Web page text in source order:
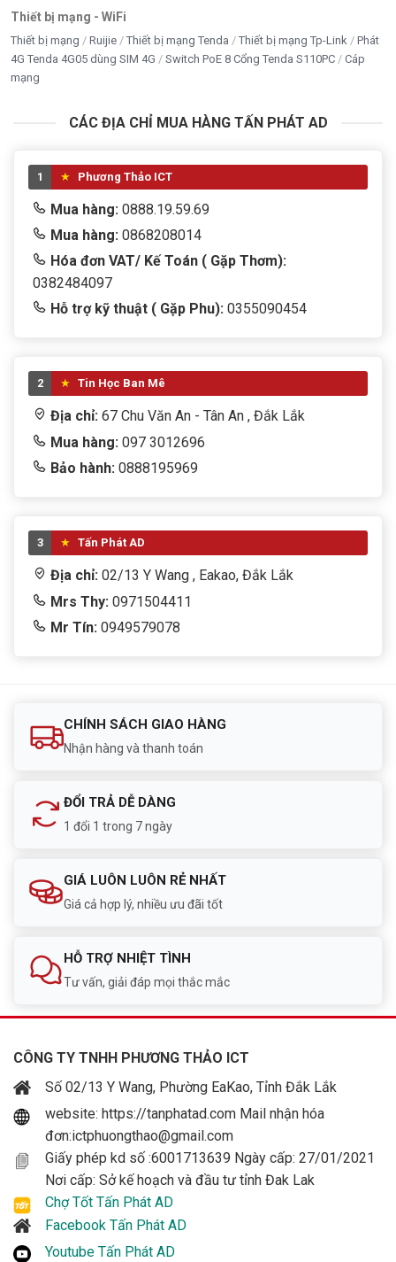
Thiết bị mạng - WiFi
Thiết bị mạng Ruijie Thiết bị mạng Tenda Thiết bị mạng Tp-Link
Phát
4G Tenda 4G05 dùng SIM 4G
Switch PoE 8 Cổng Tenda S110PC
Cáp
mạng
CÁC ĐỊA CHỈ MUA HÀNG TẤN PHÁT AD
1 Phương Thảo ICT
Mua hàng: 0888.19.59.69
Mua hàng: 0868208014
Hóa đơn VAT/ Kế Toán ( Gặp Thơm):
0382484097
Hỗ trợ kỹ thuật ( Gặp Phu): 0355090454
2 Tin Học Ban Mê
Địa chỉ: 67 Chu Văn An - Tân An , Đắk Lắk
Mua hàng: 097 3012696
Bảo hành: 0888195969
3 Tấn Phát AD
Địa chỉ: 02/13 Y Wang , Eakao, Đắk Lắk
Mrs Thy: 0971504411
Mr Tín: 0949579078
CHÍNH SÁCH GIAO HÀNG
Nhận hàng và thanh toán
ĐỔI TRẢ DỄ DÀNG
1 đổi 1 trong 7 ngày
GIÁ LUÔN LUÔN RẺ NHẤT
Giá cả hợp lý, nhiều ưu đãi tốt
HỖ TRỢ NHIỆT TÌNH
Tư vấn, giải đáp mọi thắc mắc
CÔNG TY TNHH PHƯƠNG THẢO ICT
Số 02/13 Y Wang, Phường EaKao, Tỉnh Đắk Lắk
website: https://tanphatad.com Mail nhận hóa
đơn:ictphuongthao@gmail.com
Giấy phép kd số :6001713639 Ngày cấp: 27/01/2021
Nơi cấp: Sở kế hoạch và đầu tư tỉnh Đak Lak
Chợ Tốt Tấn Phát AD
Facebook Tấn Phát AD
Youtube Tấn Phát AD